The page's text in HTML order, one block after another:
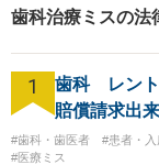
歯科治療ミスの法
1
歯科 レン
賠償請求出
#歯科・歯医者 #患者・入
#医療ミス